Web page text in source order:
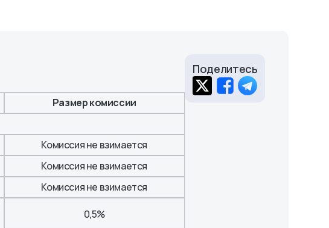
Размер комиссии
Комиссия не взимается
Комиссия не взимается
Комиссия не взимается
0,5%
Поделитесь